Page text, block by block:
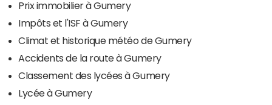
Prix immobilier à Gumery
Impôts et l'ISF à Gumery
Climat et historique météo de Gumery
Accidents de la route à Gumery
Classement des lycées à Gumery
Lycée à Gumery